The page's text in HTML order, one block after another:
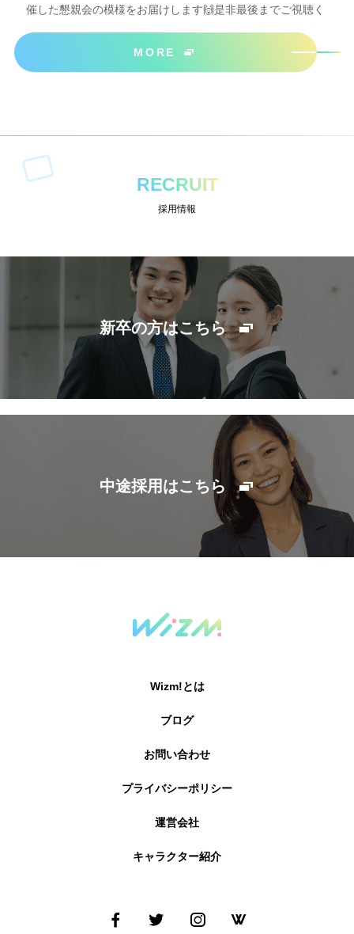
催した懇親会の模様をお届けします🙌是非最後までご視聴く
ださいね＾＾
MORE
RECRUIT
採用情報
新卒の方はこちら
中途採用はこちら
Wizm!とは
ブログ
お問い合わせ
プライバシーポリシー
運営会社
キャラクター紹介